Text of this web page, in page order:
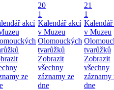
akcí
ze
20
1
Kalendář akcí
v Muzeu
Olomouckých
tvarůžků
Zobrazit
všechny
záznamy ze
dne
21
1
v Muzeu
tvarůžků
Zobrazit
všechny
záznamy
dne